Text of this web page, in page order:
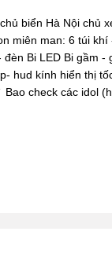
biển Hà Nội chủ
miên man: 6 túi khí
Bi LED Bi gầm -
hud kính hiển thị
check các idol